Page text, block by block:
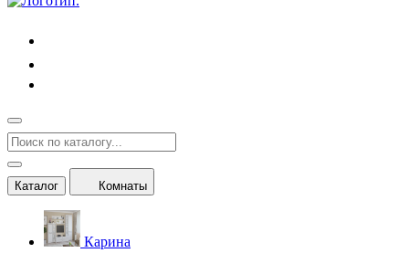
Каталог Комнаты
Карина